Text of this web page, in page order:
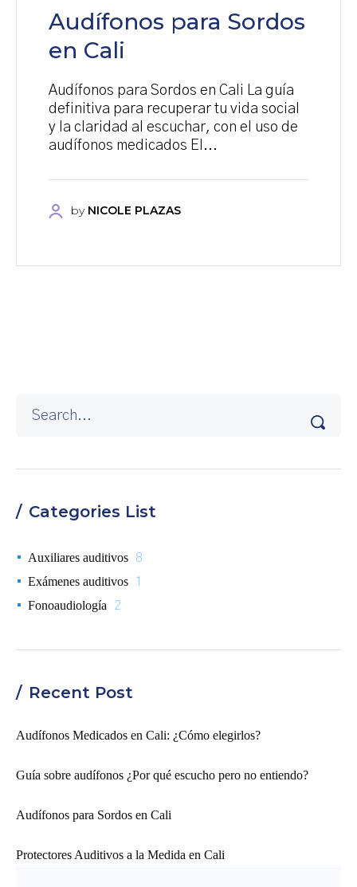
Audífonos para Sordos
en Cali
Audífonos para Sordos en Cali La guía
definitiva para recuperar tu vida social
y la claridad al escuchar, con el uso de
audífonos medicados El...
by NICOLE PLAZAS
Categories List
Auxiliares auditivos 8
Exámenes auditivos 1
Fonoaudiología 2
Recent Post
Audífonos Medicados en Cali: ¿Cómo elegirlos?
Guía sobre audífonos ¿Por qué escucho pero no entiendo?
Audífonos para Sordos en Cali
Protectores Auditivos a la Medida en Cali